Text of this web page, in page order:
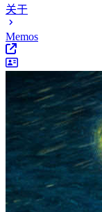
关于
Memos